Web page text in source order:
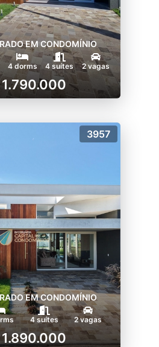
EM CONDOMÍNIO
4 dorms 4 suítes 2 vagas
1.790.000
3957
EM CONDOMÍNIO
4 suítes 2 vagas
1.890.000